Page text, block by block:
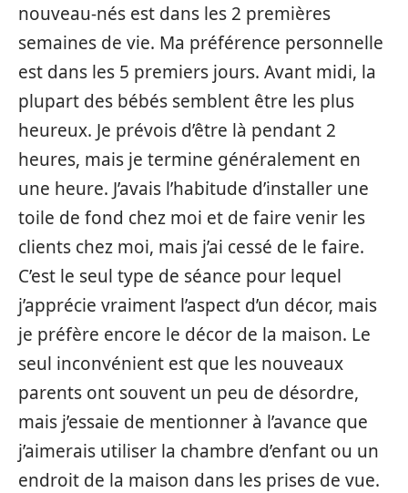
nouveau-nés est dans les 2 premières
semaines de vie. Ma préférence personnelle
est dans les 5 premiers jours. Avant midi, la
plupart des bébés semblent être les plus
heureux. Je prévois d’être là pendant 2
heures, mais je termine généralement en
une heure. J’avais l’habitude d’installer une
toile de fond chez moi et de faire venir les
clients chez moi, mais j’ai cessé de le faire.
C’est le seul type de séance pour lequel
j’apprécie vraiment l’aspect d’un décor, mais
je préfère encore le décor de la maison. Le
seul inconvénient est que les nouveaux
parents ont souvent un peu de désordre,
mais j’essaie de mentionner à l’avance que
j’aimerais utiliser la chambre d’enfant ou un
endroit de la maison dans les prises de vue.